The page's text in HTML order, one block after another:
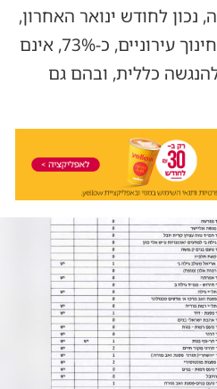
נכון לחודש ינואר האחרון,
176 מתוך 240 מוסדות חינוך עירוניים, כ-73%, אינם
כללית, ובהם גם